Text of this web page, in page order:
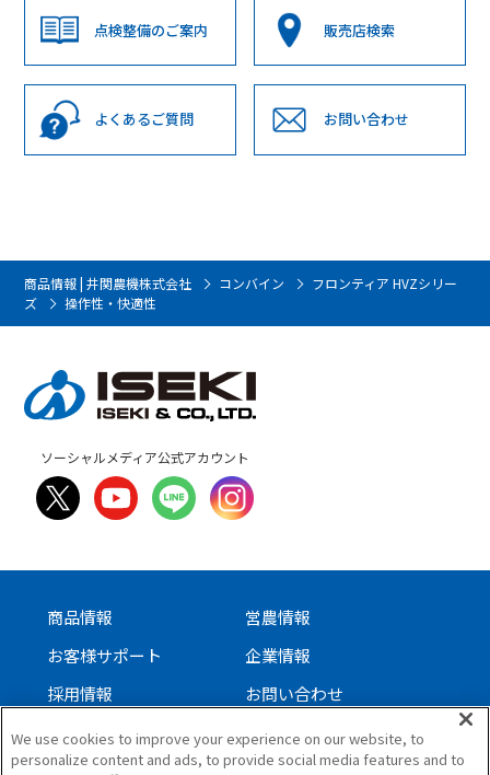
点検整備のご案内 販売店検索
よくあるご質問 お問い合わせ
商品情報 | 井関農機株式会社 コンバイン
フロンティア HVZシリー
ズ
操作性・快適性
ソーシャルメディア公式アカウント
商品情報
営農情報
お客様サポート
企業情報
採用情報
お問い合わせ
サイトについて
We use cookies to improve your experience on our website, to
personalize content and ads, to provide social media features and to